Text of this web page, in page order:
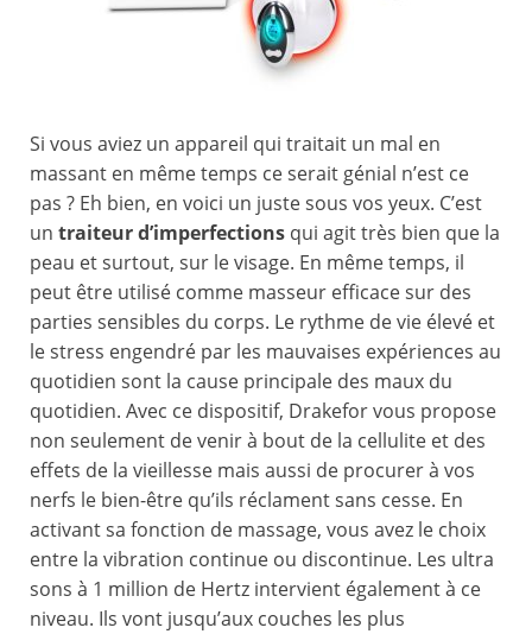
Si vous aviez un appareil qui traitait un mal en
massant en même temps ce serait génial n’est ce
pas ? Eh bien, en voici un juste sous vos yeux. C’est
un traiteur d’imperfections qui agit très bien que la
peau et surtout, sur le visage. En même temps, il
peut être utilisé comme masseur efficace sur des
parties sensibles du corps. Le rythme de vie élevé et
le stress engendré par les mauvaises expériences au
quotidien sont la cause principale des maux du
quotidien. Avec ce dispositif, Drakefor vous propose
non seulement de venir à bout de la cellulite et des
effets de la vieillesse mais aussi de procurer à vos
nerfs le bien-être qu’ils réclament sans cesse. En
activant sa fonction de massage, vous avez le choix
entre la vibration continue ou discontinue. Les ultra
sons à 1 million de Hertz intervient également à ce
niveau. Ils vont jusqu’aux couches les plus